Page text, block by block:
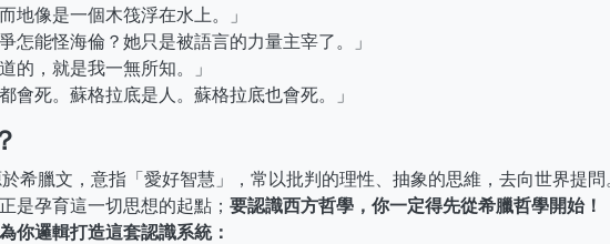
地像是一個木筏浮在水上。」
怎能怪海倫？她只是被語言的力量主宰了。」
的，就是我一無所知。」
會死。蘇格拉底是人。蘇格拉底也會死。」
希臘文，意指「愛好智慧」，常以批判的理性、抽象的思維，去向世界提
是孕育這一切思想的起點； 要認識西方哲學，你一定得先從希臘哲學開始！
你邏輯打造這套認識系統：